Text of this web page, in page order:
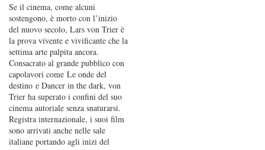
Se il cinema, come alcuni
sostengono, è morto con l’inizio
del nuovo secolo, Lars von Trier è
la prova vivente e vivificante che la
settima arte palpita ancora.
Consacrato al grande pubblico con
capolavori come Le onde del
destino e Dancer in the dark, von
Trier ha superato i confini del suo
cinema autoriale senza snaturarsi.
Registra internazionale, i suoi film
sono arrivati anche nelle sale
italiane portando agli inizi del